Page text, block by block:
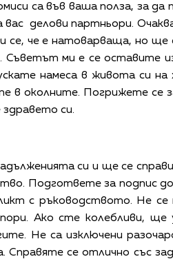
са във ваша полза, за да
делови партньори.
се, че е натоварваща, но
Съветът ми е се оставите
намеса в живота си
в околните. Погрижете
си.
си и ще се
Подгответе за подпис
с ръководството. Не
Ако сте колебливи,
Не са изключени
Справяте се отлично със